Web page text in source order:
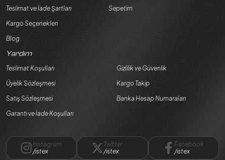
Teslimat ve İade Şartları
Kargo Seçenekleri
Blog
Sepetim
Yardım
Teslimat Koşulları
Üyelik Sözleşmesi
Satış Sözleşmesi
Garanti ve İade Koşulları
Gizlilik ve Güvenlik
Kargo Takip
Banka Hesap Numaraları
Instagram
/istex
Twitter
/istex
Facebook
/istex